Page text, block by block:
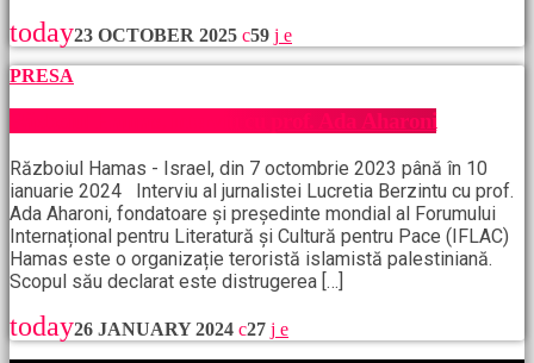
today23 OCTOBER 2025
59
PRESA
Războiul Hamas, interviu cu prof. Ada Aharoni
Războiul Hamas - Israel, din 7 octombrie 2023 până în 10
ianuarie 2024 Interviu al jurnalistei Lucretia Berzintu cu prof.
Ada Aharoni, fondatoare și președinte mondial al Forumului
Internațional pentru Literatură și Cultură pentru Pace (IFLAC)
Hamas este o organizație teroristă islamistă palestiniană.
Scopul său declarat este distrugerea […]
today26 JANUARY 2024 27